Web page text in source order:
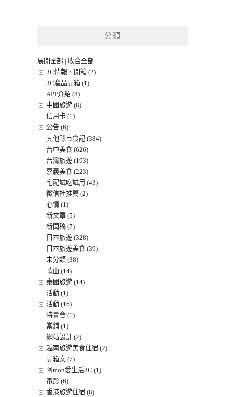
分類
展開全部 | 收合全部
3C情報、開箱 (2)
3C產品開箱 (1)
APP介紹 (8)
中國旅遊 (8)
信用卡 (1)
公告 (6)
其他縣市食記 (384)
台中美食 (626)
台灣旅遊 (193)
嘉義美食 (223)
宅配試吃試用 (43)
徵信社推薦 (2)
心情 (1)
新文章 (5)
新聞稿 (7)
日本旅遊 (328)
日本旅遊美食 (39)
未分類 (38)
歌曲 (14)
泰國旅遊 (14)
活動 (1)
活動 (16)
特賣會 (1)
當鋪 (1)
網站設計 (2)
越南旅遊美食住宿 (2)
開箱文 (7)
阿mon愛生活3C (1)
電影 (6)
香港旅遊住宿 (8)